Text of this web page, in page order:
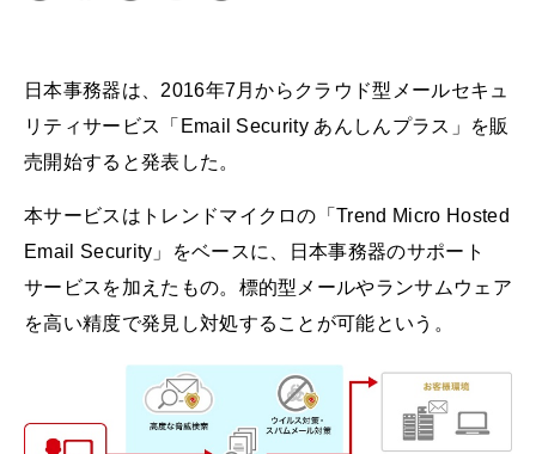
日本事務器は、2016年7月からクラウド型メールセキュ
リティサービス「Email Security あんしんプラス」を販
売開始すると発表した。
本サービスはトレンドマイクロの「Trend Micro Hosted
Email Security」をベースに、日本事務器のサポート
サービスを加えたもの。標的型メールやランサムウェア
を高い精度で発見し対処することが可能という。